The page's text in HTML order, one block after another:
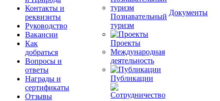
Контакты и
реквизиты
Руководство
Вакансии
Как
добраться
Вопросы и
ответы
Награды и
сертификаты
Отзывы
Познавательный
туризм
Проекты
Международная
деятельность
Публикации
Документы